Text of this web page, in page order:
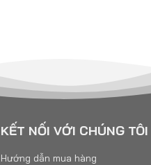
KẾT NỐI VỚI CHÚNG TÔI
Hướng dẫn mua hàng